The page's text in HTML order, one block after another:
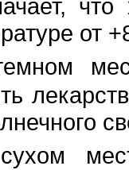
что
от